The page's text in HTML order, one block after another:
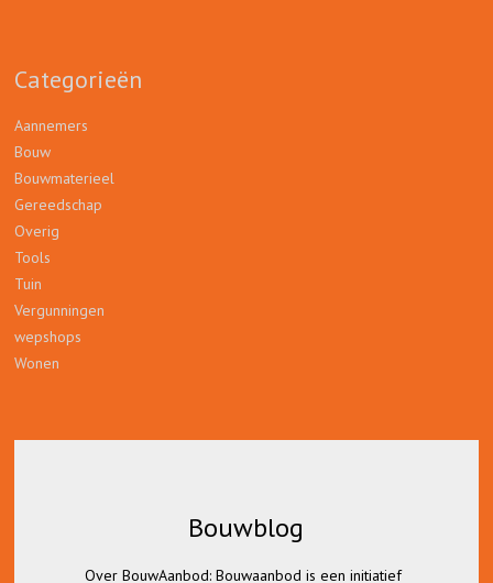
Categorieën
Aannemers
Bouw
Bouwmaterieel
Gereedschap
Overig
Tools
Tuin
Vergunningen
wepshops
Wonen
Bouwblog
Over BouwAanbod: Bouwaanbod is een initiatief
Bouwblog
Lees hier alles over bouwvergunningen,